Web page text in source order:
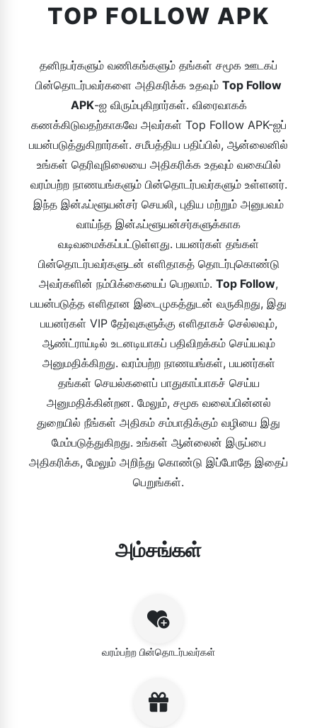
TOP FOLLOW APK
தனிநபர்களும் வணிகங்களும் தங்கள் சமூக ஊடகப்
பின்தொடர்பவர்களை அதிகரிக்க உதவும் Top Follow
APK-ஐ விரும்புகிறார்கள். விரைவாகக்
கணக்கிடுவதற்காகவே அவர்கள் Top Follow APK-ஐப்
பயன்படுத்துகிறார்கள். சமீபத்திய பதிப்பில், ஆன்லைனில்
உங்கள் தெரிவுநிலையை அதிகரிக்க உதவும் வகையில்
வரம்பற்ற நாணயங்களும் பின்தொடர்பவர்களும் உள்ளனர்.
இந்த இன்ஃப்ளூயன்சர் செயலி, புதிய மற்றும் அனுபவம்
வாய்ந்த இன்ஃப்ளூயன்சர்களுக்காக
வடிவமைக்கப்பட்டுள்ளது. பயனர்கள் தங்கள்
பின்தொடர்பவர்களுடன் எளிதாகத் தொடர்புகொண்டு
அவர்களின் நம்பிக்கையைப் பெறலாம். Top Follow,
பயன்படுத்த எளிதான இடைமுகத்துடன் வருகிறது, இது
பயனர்கள் VIP தேர்வுகளுக்கு எளிதாகச் செல்லவும்,
ஆண்ட்ராய்டில் உடனடியாகப் பதிவிறக்கம் செய்யவும்
அனுமதிக்கிறது. வரம்பற்ற நாணயங்கள், பயனர்கள்
தங்கள் செயல்களைப் பாதுகாப்பாகச் செய்ய
அனுமதிக்கின்றன. மேலும், சமூக வலைப்பின்னல்
துறையில் நீங்கள் அதிகம் சம்பாதிக்கும் வழியை இது
மேம்படுத்துகிறது. உங்கள் ஆன்லைன் இருப்பை
அதிகரிக்க, மேலும் அறிந்து கொண்டு இப்போதே இதைப்
பெறுங்கள்.
அம்சங்கள்
வரம்பற்ற பின்தொடர்பவர்கள்